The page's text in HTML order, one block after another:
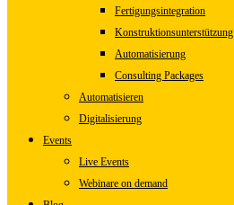
Fertigungsintegration
Konstruktionsunterstützung
Automatisierung
Consulting Packages
Automatisieren
Digitalisierung
Events
Live Events
Webinare on demand